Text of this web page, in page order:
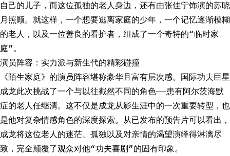
自己的儿子，而这位孤独的老人身边，还有由张佳宁饰演的苏晓
月照顾。就这样，一个想要逃离家庭的少年，一个记忆逐渐模糊
的老人，以及一位善良的看护者，组成了一个奇特的“临时家
庭”。
演员阵容：实力派与新生代的精彩碰撞
《陌生家庭》的演员阵容堪称豪华且富有层次感。国际功夫巨星
成龙此次挑战了一个与以往截然不同的角色——患有阿尔茨海默
症的老人任继清。这不仅是成龙从影生涯中的一次重要转型，也
是他对复杂情感角色的深度探索。从已发布的预告片可以看出，
成龙将这位老人的迷茫、孤独以及对亲情的渴望演绎得淋漓尽
致，完全颠覆了观众对他“功夫喜剧”的固有印象。